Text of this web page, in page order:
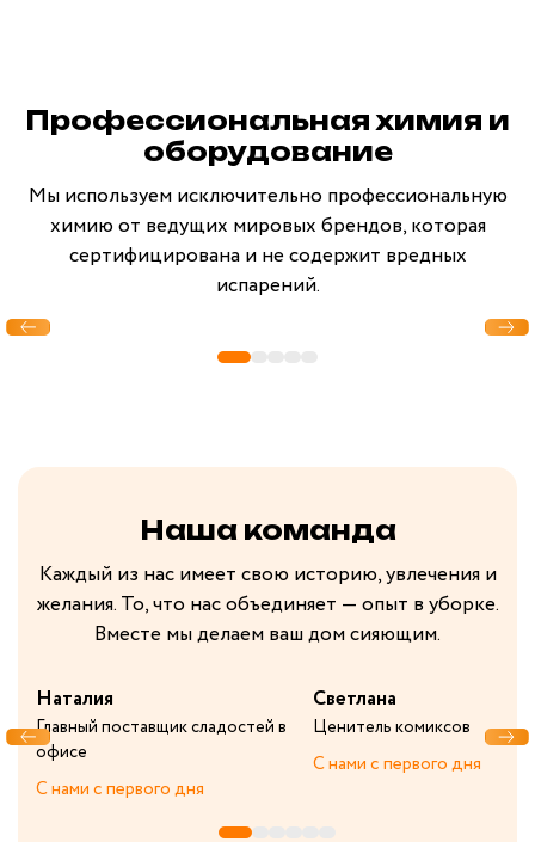
Профессиональная химия и
оборудование
Мы используем исключительно профессиональную
химию от ведущих мировых брендов, которая
сертифицирована и не содержит вредных
испарений.
Наша команда
Каждый из нас имеет свою историю, увлечения и
желания. То, что нас объединяет — опыт в уборке.
Вместе мы делаем ваш дом сияющим.
Наталия
Главный поставщик сладостей в
офисе
С нами с первого дня
Светлана
Ценитель комиксов
С нами с первого дня